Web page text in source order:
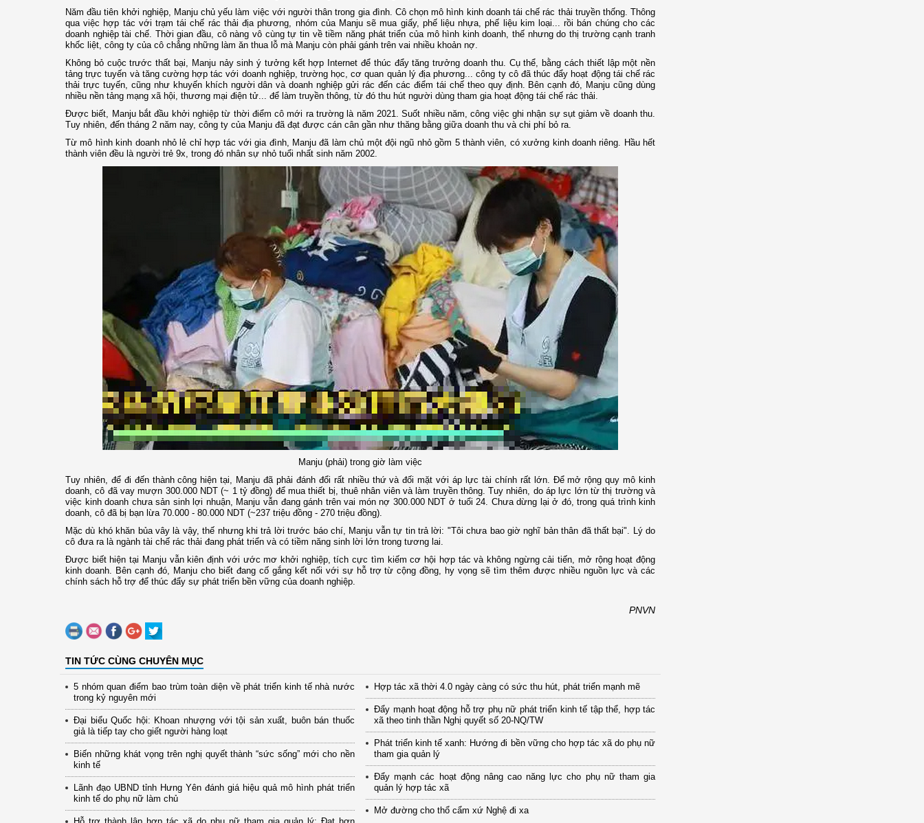
Năm đầu tiên khởi nghiệp, Manju chủ yếu làm việc với người thân trong gia đình. Cô chọn mô hình kinh doanh tái chế rác thải truyền thống. Thông
qua việc hợp tác với trạm tái chế rác thải địa phương, nhóm của Manju sẽ mua giấy, phế liệu nhựa, phế liệu kim loại... rồi bán chúng cho các
doanh nghiệp tài chế. Thời gian đầu, cô nàng vô cùng tự tin về tiềm năng phát triển của mô hình kinh doanh, thế nhưng do thị trường cạnh tranh
khốc liệt, công ty của cô chẳng những làm ăn thua lỗ mà Manju còn phải gánh trên vai nhiều khoản nợ.
Không bỏ cuộc trước thất bại, Manju nảy sinh ý tưởng kết hợp Internet để thúc đẩy tăng trưởng doanh thu. Cụ thể, bằng cách thiết lập một nền
tảng trực tuyến và tăng cường hợp tác với doanh nghiệp, trường học, cơ quan quản lý địa phương... công ty cô đã thúc đẩy hoạt động tái chế rác
thải trực tuyến, cũng như khuyến khích người dân và doanh nghiệp gửi rác đến các điểm tái chế theo quy định. Bên cạnh đó, Manju cũng dùng
nhiều nền tảng mạng xã hội, thương mại điện tử... để làm truyền thông, từ đó thu hút người dùng tham gia hoạt động tái chế rác thải.
Được biết, Manju bắt đầu khởi nghiệp từ thời điểm cô mới ra trường là năm 2021. Suốt nhiều năm, công việc ghi nhận sự sụt giảm về doanh thu.
Tuy nhiên, đến tháng 2 năm nay, công ty của Manju đã đạt được cán cân gần như thăng bằng giữa doanh thu và chi phí bỏ ra.
Từ mô hình kinh doanh nhỏ lẻ chỉ hợp tác với gia đình, Manju đã làm chủ một đội ngũ nhỏ gồm 5 thành viên, có xưởng kinh doanh riêng. Hầu hết
thành viên đều là người trẻ 9x, trong đó nhân sự nhỏ tuổi nhất sinh năm 2002.
Manju (phải) trong giờ làm việc
Tuy nhiên, để đi đến thành công hiện tại, Manju đã phải đánh đổi rất nhiều thứ và đối mặt với áp lực tài chính rất lớn. Để mở rộng quy mô kinh
doanh, cô đã vay mượn 300.000 NDT (~ 1 tỷ đồng) để mua thiết bị, thuê nhân viên và làm truyền thông. Tuy nhiên, do áp lực lớn từ thị trường và
việc kinh doanh chưa sản sinh lợi nhuận, Manju vẫn đang gánh trên vai món nợ 300.000 NDT ở tuổi 24. Chưa dừng lại ở đó, trong quá trình kinh
doanh, cô đã bị bạn lừa 70.000 - 80.000 NDT (~237 triệu đồng - 270 triệu đồng).
Mặc dù khó khăn bủa vây là vậy, thế nhưng khi trả lời trước báo chí, Manju vẫn tự tin trả lời: "Tôi chưa bao giờ nghĩ bản thân đã thất bại". Lý do
cô đưa ra là ngành tài chế rác thải đang phát triển và có tiềm năng sinh lời lớn trong tương lai.
Được biết hiện tại Manju vẫn kiên định với ước mơ khởi nghiệp, tích cực tìm kiếm cơ hội hợp tác và không ngừng cải tiến, mở rộng hoạt động
kinh doanh. Bên cạnh đó, Manju cho biết đang cố gắng kết nối với sự hỗ trợ từ cộng đồng, hy vọng sẽ tìm thêm được nhiều nguồn lực và các
chính sách hỗ trợ để thúc đẩy sự phát triển bền vững của doanh nghiệp.
PNVN
TIN TỨC CÙNG CHUYÊN MỤC
5 nhóm quan điểm bao trùm toàn diện về phát triển kinh tế nhà nước
trong kỷ nguyên mới
Đại biểu Quốc hội: Khoan nhượng với tội sản xuất, buôn bán thuốc
giả là tiếp tay cho giết người hàng loạt
Biến những khát vọng trên nghị quyết thành “sức sống” mới cho nền
kinh tế
Lãnh đạo UBND tỉnh Hưng Yên đánh giá hiệu quả mô hình phát triển
kinh tế do phụ nữ làm chủ
Hợp tác xã thời 4.0 ngày càng có sức thu hút, phát triển mạnh mẽ
Đẩy mạnh hoạt động hỗ trợ phụ nữ phát triển kinh tế tập thể, hợp tác
xã theo tinh thần Nghị quyết số 20-NQ/TW
Phát triển kinh tế xanh: Hướng đi bền vững cho hợp tác xã do phụ nữ
tham gia quản lý
Đẩy mạnh các hoạt động nâng cao năng lực cho phụ nữ tham gia
quản lý hợp tác xã
Mở đường cho thổ cẩm xứ Nghệ đi xa